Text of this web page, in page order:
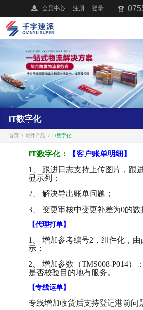
会员中心 注册 登录
IT数字化
首页 软件产品 IT数字化
IT数字化：
【客户账单明细】
1、 跟进日志支持上传图片，跟
显示列；
2、 解决导出账单问题；
3、 变更审核中变更补差为0的数
【代理打单】
1、 增加参考编号2，组件化，由
示；
2、 增加参数（TMS008-P014）
是否校验目的地有服务。
【专线运单】
专线增加收货后支持登记港前问